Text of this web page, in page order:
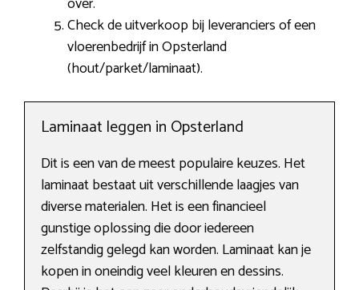
Check de uitverkoop bij leveranciers of een
vloerenbedrijf in Opsterland
(hout/parket/laminaat).
Laminaat leggen in Opsterland
Dit is een van de meest populaire keuzes. Het
laminaat bestaat uit verschillende laagjes van
diverse materialen. Het is een financieel
gunstige oplossing die door iedereen
zelfstandig gelegd kan worden. Laminaat kan je
kopen in oneindig veel kleuren en dessins.